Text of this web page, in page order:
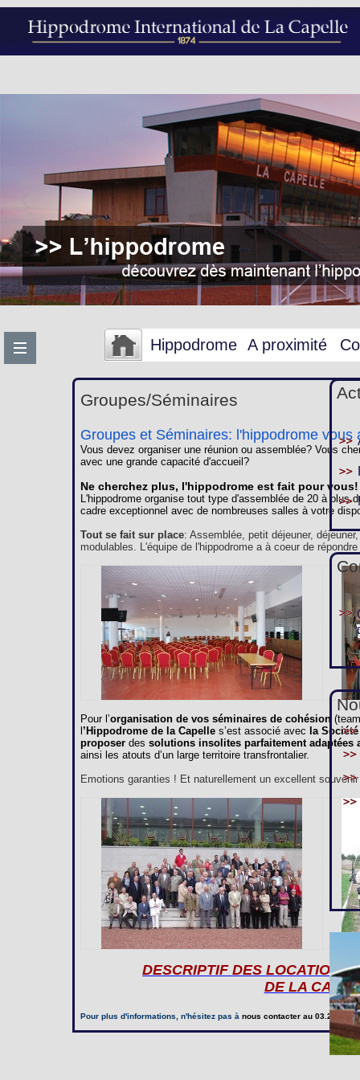
Hippodrome A proximité
Groupes/Séminaires
Groupes et Séminaires: l'hippodrome vous
Vous devez organiser une réunion ou assemblée? Vous
avec une grande capacité d'accueil?
Ne cherchez plus, l'hippodrome est fait pour vous!
L'hippodrome organise tout type d'assemblée de 20 à plus
cadre exceptionnel avec de nombreuses salles à votre
Tout se fait sur place: Assemblée, petit déjeuner,
modulables. L'équipe de l'hippodrome a à coeur de
Pour l’organisation de vos séminaires de cohésion
’Hippodrome de la Capelles’est associé avec la
proposer des solutions insolites parfaitement adaptées
ainsi les atouts d’un large territoire transfrontalier.
Emotions garanties ! Et naturellement un excellent
DESCRIPTIF DES LOCATIONS
DE LA
Pour plus d'informations, n'hésitez pas à nous contacterau